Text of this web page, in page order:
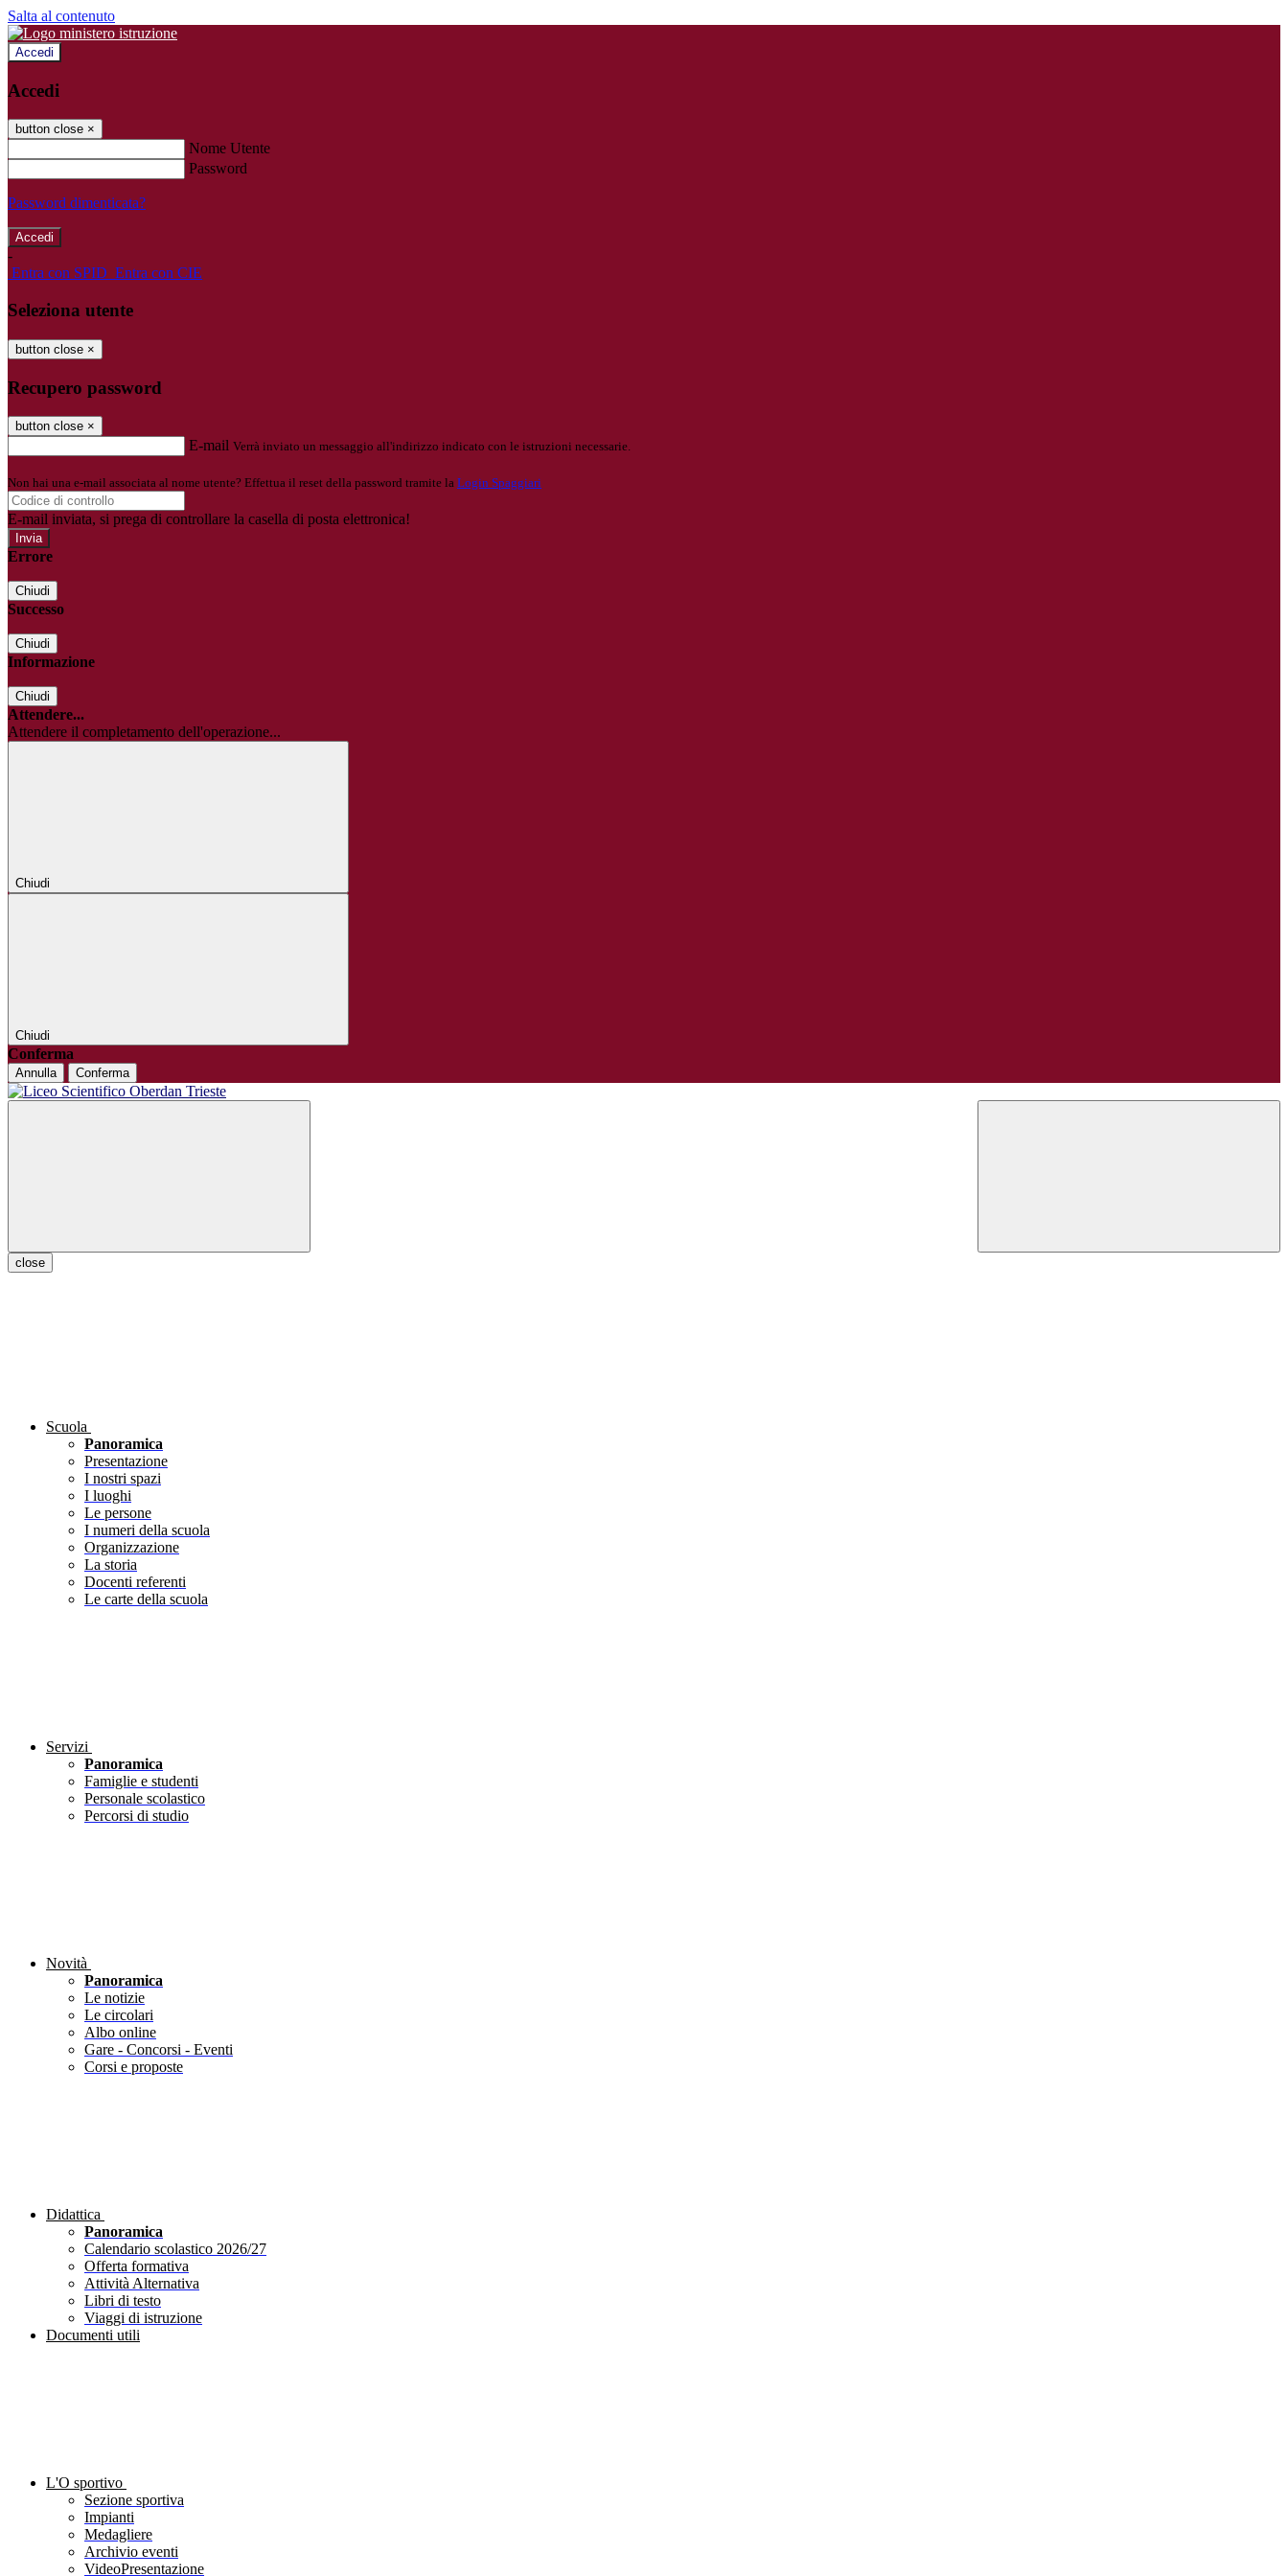
Salta al contenuto
Accedi
Accedi
button close ×
Nome Utente
Password
Password dimenticata?
-
Entra con SPID Entra con CIE
Seleziona utente
button close ×
Recupero password
button close ×
E-mail Verrà inviato un messaggio all'indirizzo indicato con le istruzioni necessarie.
Non hai una e-mail associata al nome utente? Effettua il reset della password tramite la Login Spaggiari
E-mail inviata, si prega di controllare la casella di posta elettronica!
Errore
Chiudi
Successo
Chiudi
Informazione
Chiudi
Attendere...
Attendere il completamento dell'operazione...
Chiudi
Chiudi
Conferma
Annulla Conferma
close
Scuola
Panoramica
Presentazione
I nostri spazi
I luoghi
Le persone
I numeri della scuola
Organizzazione
La storia
Docenti referenti
Le carte della scuola
Servizi
Panoramica
Famiglie e studenti
Personale scolastico
Percorsi di studio
Novità
Panoramica
Le notizie
Le circolari
Albo online
Gare - Concorsi - Eventi
Corsi e proposte
Didattica
Panoramica
Calendario scolastico 2026/27
Offerta formativa
Attività Alternativa
Libri di testo
Viaggi di istruzione
Documenti utili
L'O sportivo
Sezione sportiva
Impianti
Medagliere
Archivio eventi
VideoPresentazione